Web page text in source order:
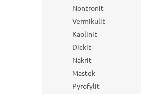
Nontronit
Vermikulit
Kaolinit
Dickit
Nakrit
Mastek
Pyrofylit